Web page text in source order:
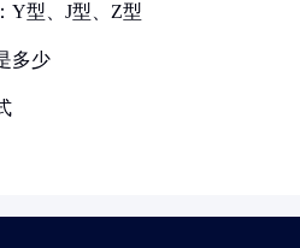
Y型、J型、Z型
多少